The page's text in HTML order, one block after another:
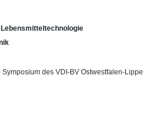
Lebensmitteltechnologie
des VDI-BV Ostwestfalen-Lippe